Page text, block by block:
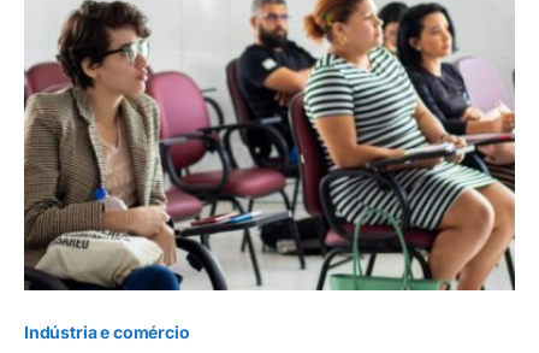
Indústria e comércio